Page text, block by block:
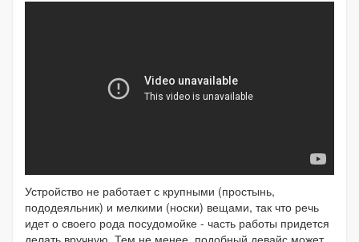
Устройство не работает с крупными (простынь,
пододеяльник) и мелкими (носки) вещами, так что речь
идет о своего рода посудомойке - часть работы придется